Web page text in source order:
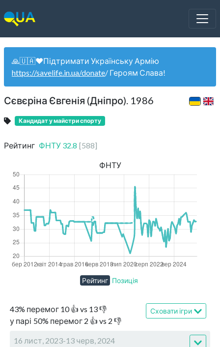
🙏🇺🇦❤️Підтримати Українську Армію
https://savelife.in.ua/donate/ Героям Слава!
Сєвєріна Євгенія (Дніпро). 1986
Кандидат у майстри спорту
Рейтинг ФНТУ 32.8 [588]
43% перемог 10👍 vs 13👎
у парі 50% перемог 2 👍 vs 2 👎
Сховати ігри
16 лист, 2023-13 черв, 2024
ФНТУ
Рейтинг Позиція